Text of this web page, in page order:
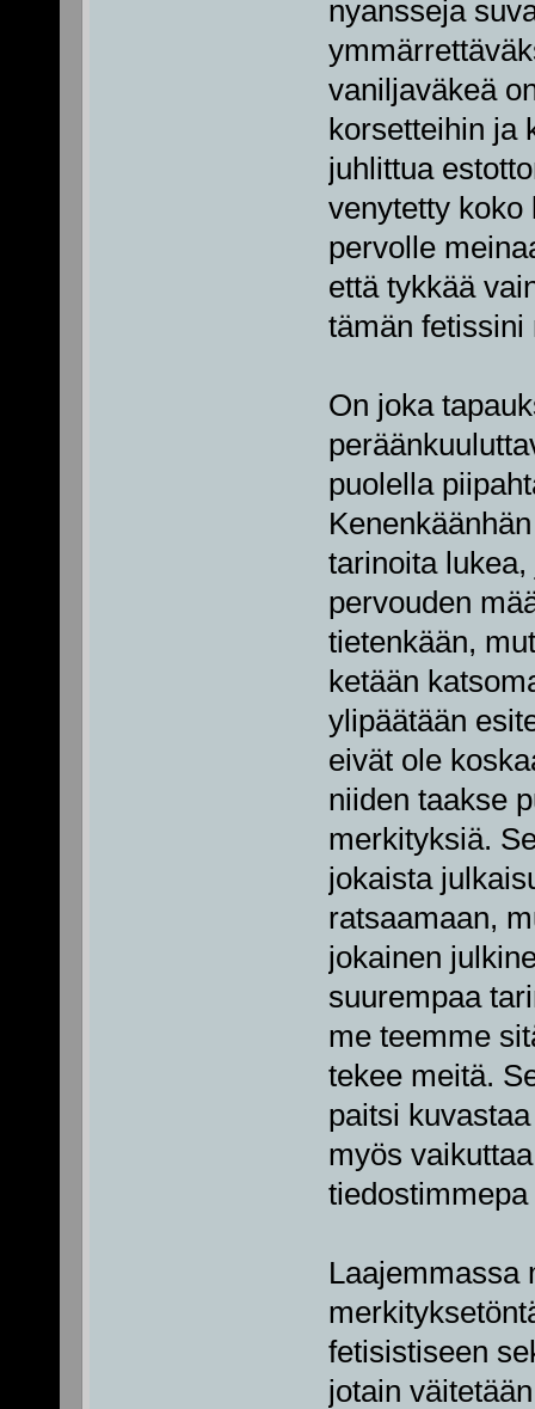
nyansseja
vaniljaväkeä
korsetteihin ja
juhlittua
venytetty koko
pervolle
että tykkää
tämän fetissini
On joka
puolella
tarinoita
pervouden
tietenkään,
ketään
ylipäätään
eivät ole
niiden taakse
merkityksiä.
jokaista
ratsaamaan,
jokainen
suurempaa
me teemme
tekee meitä.
paitsi
myös
Laajemmassa
fetisistiseen
jotain